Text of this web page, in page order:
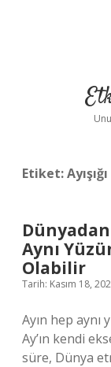
Etiket:
Dünyadan
Aynı
Olabilir
Tarih: Kasım 18,
Ayın hep
Ay’ın kendi
süre, Dünya